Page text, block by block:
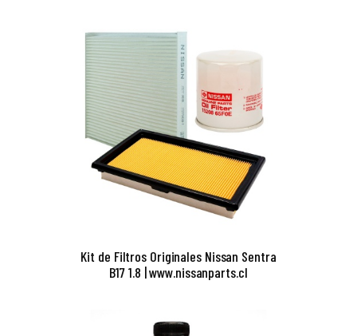
Kit de Filtros Originales Nissan Sentra
B17 1.8 | www.nissanparts.cl